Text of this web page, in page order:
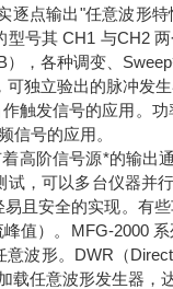
逐点输出"任意波形
号其 CH1 与CH2
，各种调变、
独立验出的脉冲发
触发信号的应用。
信号的应用。
高阶信号源*的输出
，可以多台仪器并
且安全的实现。有
值）。MFG-2000
波形。DWR（
载任意波形发生器